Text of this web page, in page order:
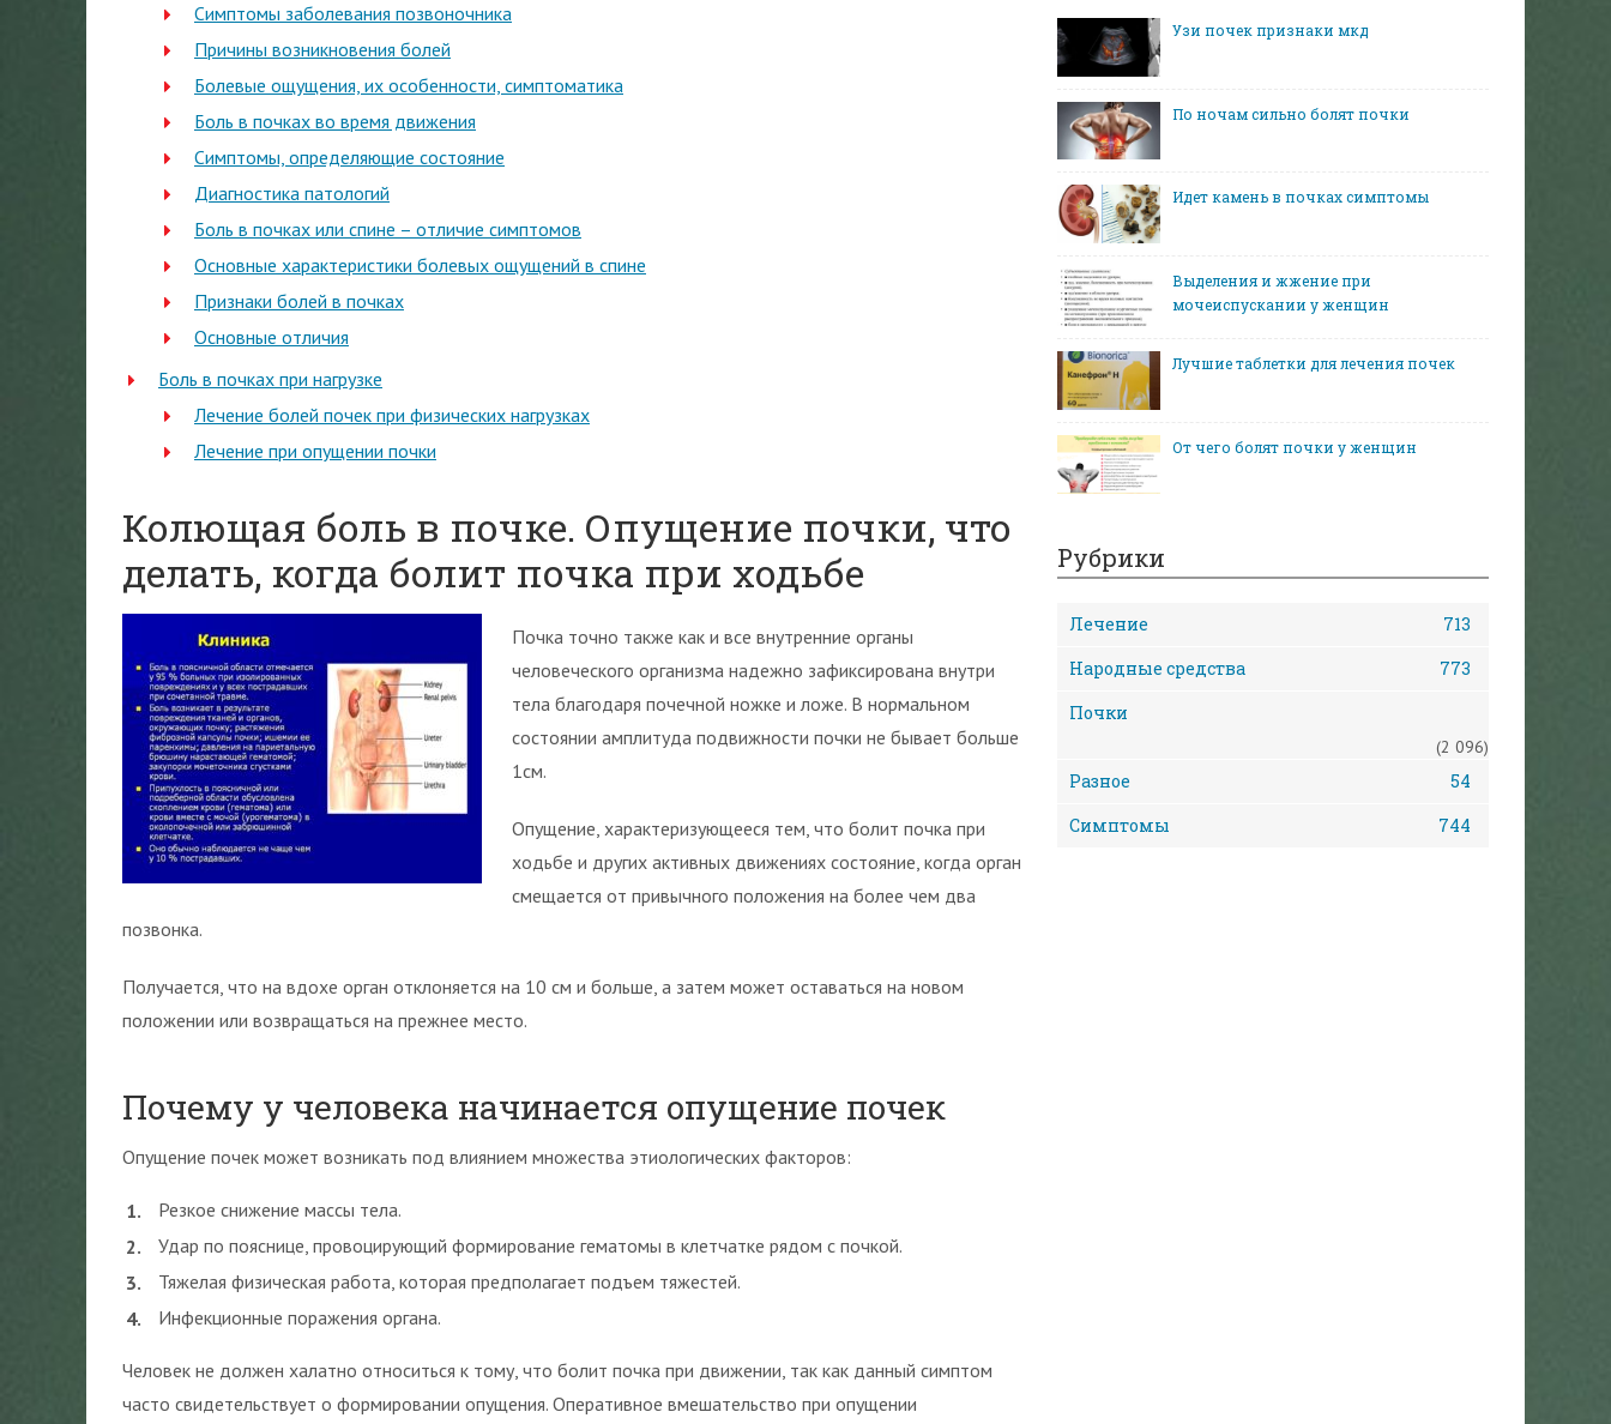
Симптомы заболевания позвоночника
Причины возникновения болей
Болевые ощущения, их особенности, симптоматика
Боль в почках во время движения
Симптомы, определяющие состояние
Диагностика патологий
Боль в почках или спине – отличие симптомов
Основные характеристики болевых ощущений в спине
Признаки болей в почках
Основные отличия
Боль в почках при нагрузке
Лечение болей почек при физических нагрузках
Лечение при опущении почки
Колющая боль в почке. Опущение почки, что
делать, когда болит почка при ходьбе
Почка точно также как и все внутренние органы
человеческого организма надежно зафиксирована внутри
тела благодаря почечной ножке и ложе. В нормальном
состоянии амплитуда подвижности почки не бывает больше
1см.
Опущение, характеризующееся тем, что болит почка при
ходьбе и других активных движениях состояние, когда орган
смещается от привычного положения на более чем два
позвонка.
Получается, что на вдохе орган отклоняется на 10 см и больше, а затем может оставаться на новом
положении или возвращаться на прежнее место.
Почему у человека начинается опущение почек
Опущение почек может возникать под влиянием множества этиологических факторов:
Резкое снижение массы тела.
Удар по пояснице, провоцирующий формирование гематомы в клетчатке рядом с почкой.
Тяжелая физическая работа, которая предполагает подъем тяжестей.
Инфекционные поражения органа.
Человек не должен халатно относиться к тому, что болит почка при движении, так как данный симптом
часто свидетельствует о формировании опущения. Оперативное вмешательство при опущении
Узи почек признаки мкд
По ночам сильно болят почки
Идет камень в почках симптомы
Выделения и жжение при
мочеиспускании у женщин
Лучшие таблетки для лечения почек
От чего болят почки у женщин
Рубрики
Лечение
713
Народные средства
773
Почки
(2 096)
Разное
54
Симптомы
744